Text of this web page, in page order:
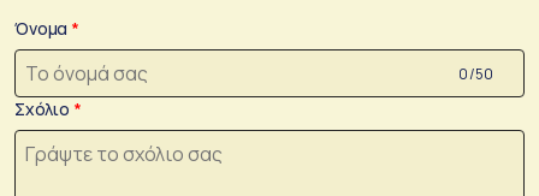
Όνομα
0 /50
Σχόλιο